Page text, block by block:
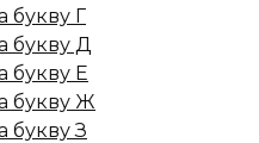
букву Г
букву Д
букву Е
букву Ж
букву З